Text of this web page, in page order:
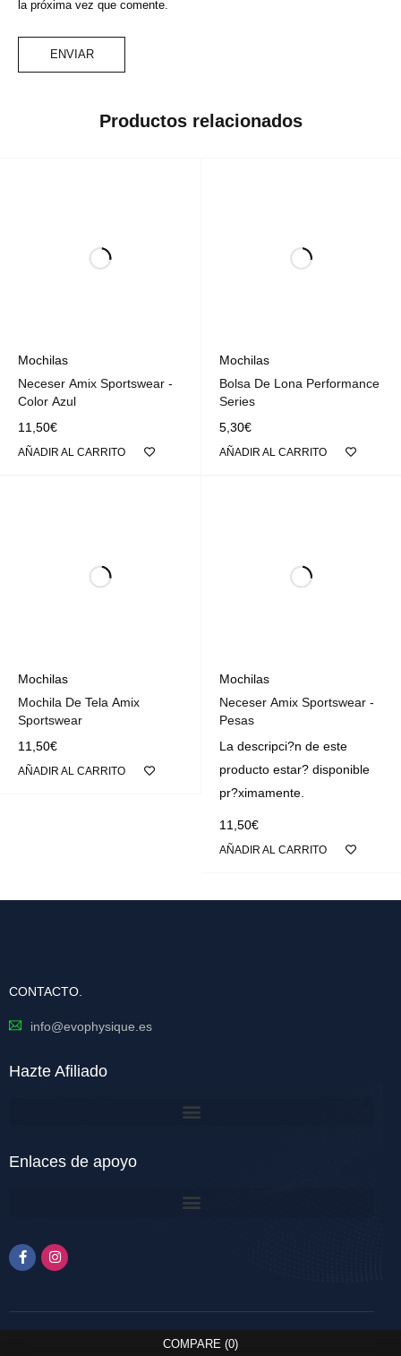
la próxima vez que comente.
Productos relacionados
Mochilas
Neceser Amix Sportswear -
Color Azul
11,50€
AÑADIR AL CARRITO
Mochilas
Bolsa De Lona Performance
Series
5,30€
AÑADIR AL CARRITO
Mochilas
Mochila De Tela Amix
Sportswear
11,50€
AÑADIR AL CARRITO
Mochilas
Neceser Amix Sportswear -
Pesas
La descripci?n de este
producto estar? disponible
pr?ximamente.
11,50€
AÑADIR AL CARRITO
CONTACTO.
info@evophysique.es
Hazte Afiliado
Enlaces de apoyo
COMPARE (0)